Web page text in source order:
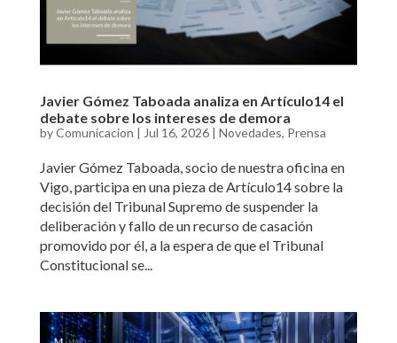
Javier Gómez Taboada analiza en Artículo14 el
debate sobre los intereses de demora
byComunicacion | Jul 16, 2026| Novedades, Prensa
Javier Gómez Taboada, socio de nuestra oficina en
Vigo, participa en una pieza de Artículo14 sobre la
decisión del Tribunal Supremo de suspender la
deliberación y fallo de un recurso de casación
promovido por él, a la espera de que el Tribunal
Constitucional se...